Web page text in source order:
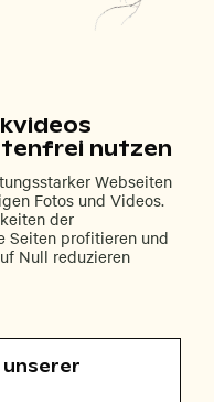
nutzen
Webseiten
Fotos und Videos.
der
Seiten profitieren und
Null reduzieren
unserer